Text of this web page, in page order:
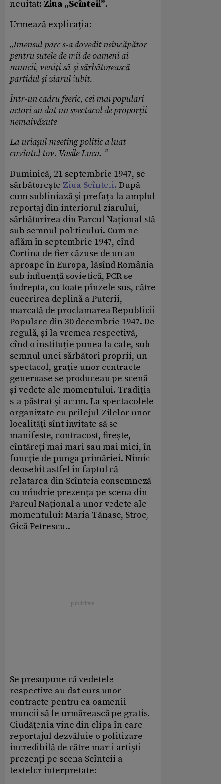
neuitat: Ziua „Scînteii”.
Urmează explicația:
„Imensul parc s-a dovedit neîncăpător
pentru sutele de mii de oameni ai
muncii, veniţi să-şi sărbătorească
partidul şi ziarul iubit.
Într-un cadru feeric, cei mai populari
actori au dat un spectacol de proporţii
nemaivăzute
La uriaşul meeting politic a luat
cuvîntul tov. Vasile Luca. ”
Duminică, 21 septembrie 1947, se
sărbătorește Ziua Scînteii. După
cum subliniază și prefața la amplul
reportaj din interiorul ziarului,
sărbătorirea din Parcul Național stă
sub semnul politicului. Cum ne
aflăm în septembrie 1947, cînd
Cortina de fier căzuse de un an
aproape în Europa, lăsînd România
sub influență sovietică, PCR se
îndrepta, cu toate pînzele sus, către
cucerirea deplină a Puterii,
marcată de proclamarea Republicii
Populare din 30 decembrie 1947. De
regulă, și la vremea respectivă,
cînd o instituție punea la cale, sub
semnul unei sărbători proprii, un
spectacol, grație unor contracte
generoase se produceau pe scenă
și vedete ale momentului. Tradiția
s-a păstrat și acum. La spectacolele
organizate cu prilejul Zilelor unor
localități sînt invitate să se
manifeste, contracost, firește,
cîntăreți mai mari sau mai mici, în
funcție de punga primăriei. Nimic
deosebit astfel în faptul că
relatarea din Scînteia consemneză
cu mîndrie prezența pe scena din
Parcul Național a unor vedete ale
momentului: Maria Tănase, Stroe,
Gică Petrescu..
Se presupune că vedetele
respective au dat curs unor
contracte pentru ca oamenii
muncii să le urmărească pe gratis.
Ciudățenia vine din clipa în care
reportajul dezvăluie o politizare
incredibilă de către marii artiști
prezenți pe scena Scînteii a
textelor interpretate: